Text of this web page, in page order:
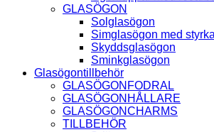
GLASÖGON
Solglasögon
Simglasögon med styrka
Skyddsglasögon
Sminkglasögon
Glasögontillbehör
GLASÖGONFODRAL
GLASÖGONHÅLLARE
GLASÖGONCHARMS
TILLBEHÖR